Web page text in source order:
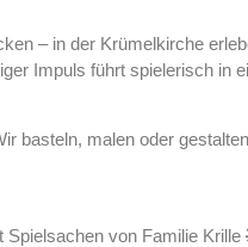
– in der Krümelkirche
Impuls führt spielerisch in
basteln, malen oder
Spielsachen von Familie Krille